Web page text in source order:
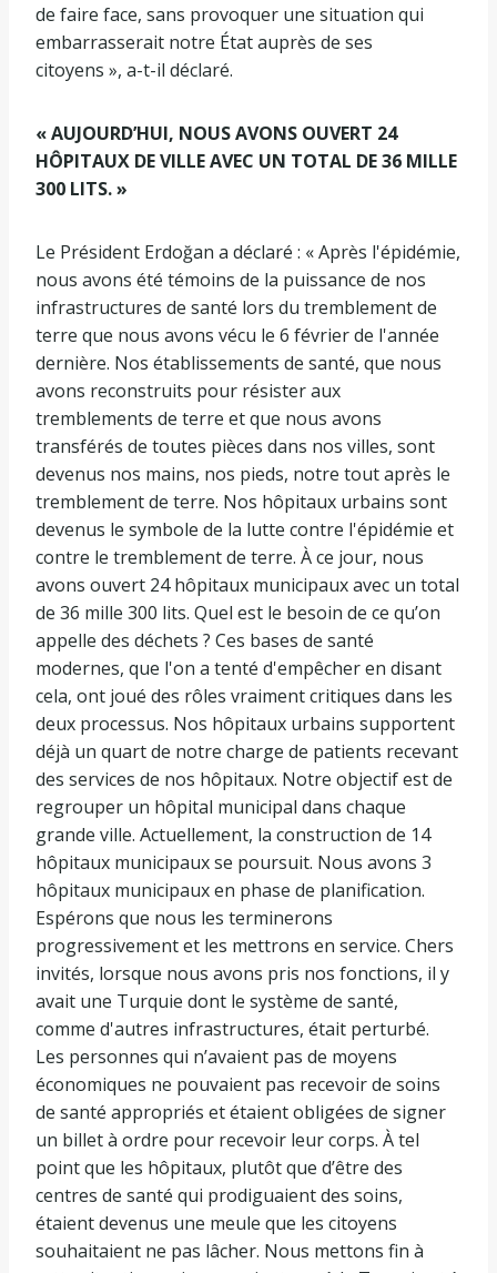
de faire face, sans provoquer une situation qui
embarrasserait notre État auprès de ses
citoyens », a-t-il déclaré.
« AUJOURD’HUI, NOUS AVONS OUVERT 24
HÔPITAUX DE VILLE AVEC UN TOTAL DE 36 MILLE
300 LITS. »
Le Président Erdoğan a déclaré : « Après l'épidémie,
nous avons été témoins de la puissance de nos
infrastructures de santé lors du tremblement de
terre que nous avons vécu le 6 février de l'année
dernière. Nos établissements de santé, que nous
avons reconstruits pour résister aux
tremblements de terre et que nous avons
transférés de toutes pièces dans nos villes, sont
devenus nos mains, nos pieds, notre tout après le
tremblement de terre. Nos hôpitaux urbains sont
devenus le symbole de la lutte contre l'épidémie et
contre le tremblement de terre. À ce jour, nous
avons ouvert 24 hôpitaux municipaux avec un total
de 36 mille 300 lits. Quel est le besoin de ce qu’on
appelle des déchets ? Ces bases de santé
modernes, que l'on a tenté d'empêcher en disant
cela, ont joué des rôles vraiment critiques dans les
deux processus. Nos hôpitaux urbains supportent
déjà un quart de notre charge de patients recevant
des services de nos hôpitaux. Notre objectif est de
regrouper un hôpital municipal dans chaque
grande ville. Actuellement, la construction de 14
hôpitaux municipaux se poursuit. Nous avons 3
hôpitaux municipaux en phase de planification.
Espérons que nous les terminerons
progressivement et les mettrons en service. Chers
invités, lorsque nous avons pris nos fonctions, il y
avait une Turquie dont le système de santé,
comme d'autres infrastructures, était perturbé.
Les personnes qui n’avaient pas de moyens
économiques ne pouvaient pas recevoir de soins
de santé appropriés et étaient obligées de signer
un billet à ordre pour recevoir leur corps. À tel
point que les hôpitaux, plutôt que d’être des
centres de santé qui prodiguaient des soins,
étaient devenus une meule que les citoyens
souhaitaient ne pas lâcher. Nous mettons fin à